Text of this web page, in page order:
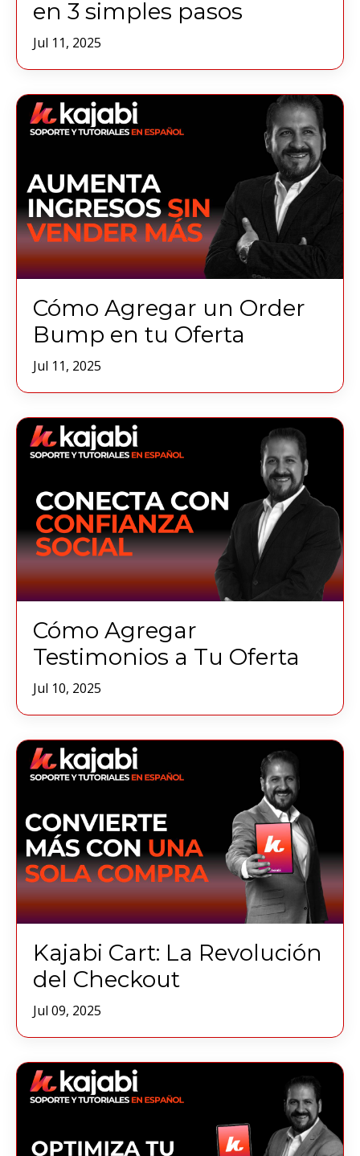
en 3 simples pasos
Jul 11, 2025
Cómo Agregar un Order
Bump en tu Oferta
Jul 11, 2025
Cómo Agregar
Testimonios a Tu Oferta
Jul 10, 2025
Kajabi Cart: La Revolución
del Checkout
Jul 09, 2025